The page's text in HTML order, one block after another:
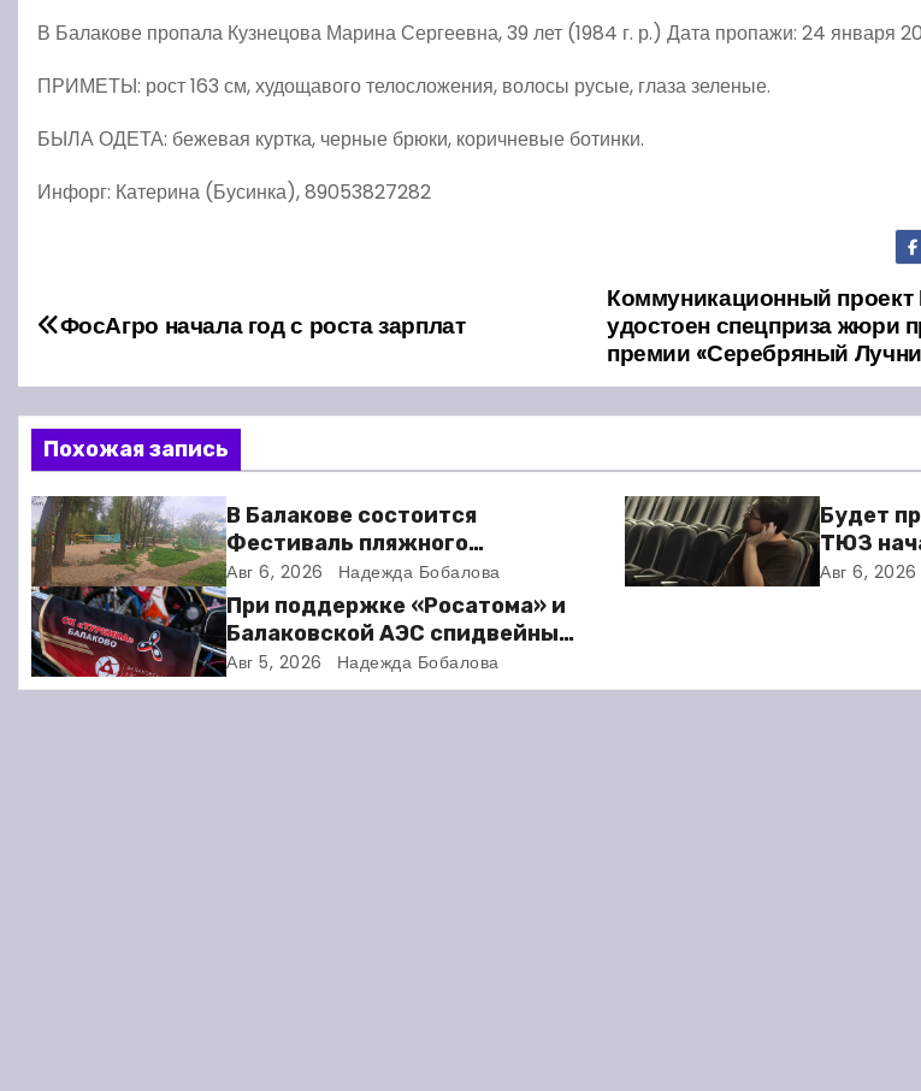
В Балакове пропала Кузнецова Марина Сергеевна, 39 лет (1984 г. р.) Дата пропажи: 24 января
ПРИМЕТЫ: рост 163 см, худощавого телосложения, волосы русые, глаза зеленые.
БЫЛА ОДЕТА: бежевая куртка, черные брюки, коричневые ботинки.
Инфорг: Катерина (Бусинка), 89053827282
Н
в
и
г
а
ц
и
Коммуникационный
удостоен спецприза жюри
премии «Серебряный
ФосАгро начала год с роста зарплат
Похожая запись
В Балакове состоится
Фестиваль пляжного
волейбола
Авг 6, 2026 Надежда Бобалова
Будет
ТЮЗ
новому
Авг 6, 2026
При поддержке «Росатома» и
Балаковской АЭС спидвейный
клуб «Турбина» обновил
материально-техническую
Авг 5, 2026 Надежда Бобалова